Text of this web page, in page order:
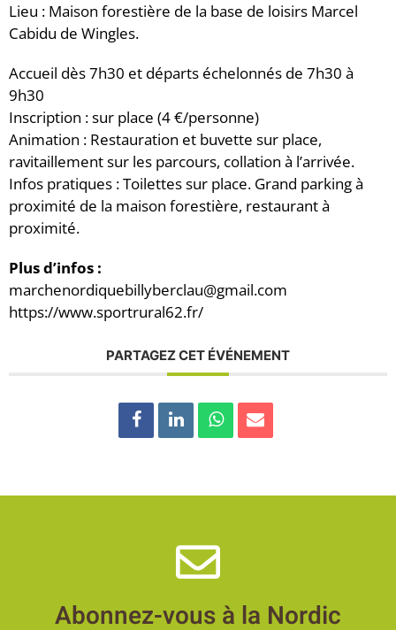
Lieu : Maison forestière de la base de loisirs Marcel
Cabidu de Wingles.
Accueil dès 7h30 et départs échelonnés de 7h30 à
9h30
Inscription : sur place (4 €/personne)
Animation : Restauration et buvette sur place,
ravitaillement sur les parcours, collation à l’arrivée.
Infos pratiques : Toilettes sur place. Grand parking à
proximité de la maison forestière, restaurant à
proximité.
Plus d’infos :
marchenordiquebillyberclau@gmail.com
https://www.sportrural62.fr/
PARTAGEZ CET ÉVÉNEMENT
Abonnez-vous à la Nordic